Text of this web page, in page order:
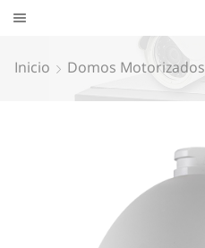
Inicio Domos Motorizados